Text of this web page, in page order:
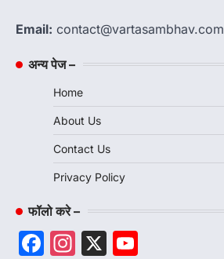
Email: contact@vartasambhav.com
अन्य पेज –
Home
About Us
Contact Us
Privacy Policy
फॉलो करे –
Facebook
Instagram
X